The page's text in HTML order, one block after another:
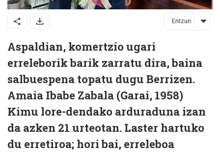
Entzun
Aspaldian, komertzio ugari
erreleborik barik zarratu dira, baina
salbuespena topatu dugu Berrizen.
Amaia Ibabe Zabala (Garai, 1958)
Kimu lore-dendako arduraduna izan
da azken 21 urteotan. Laster hartuko
du erretiroa; hori bai, erreleboa